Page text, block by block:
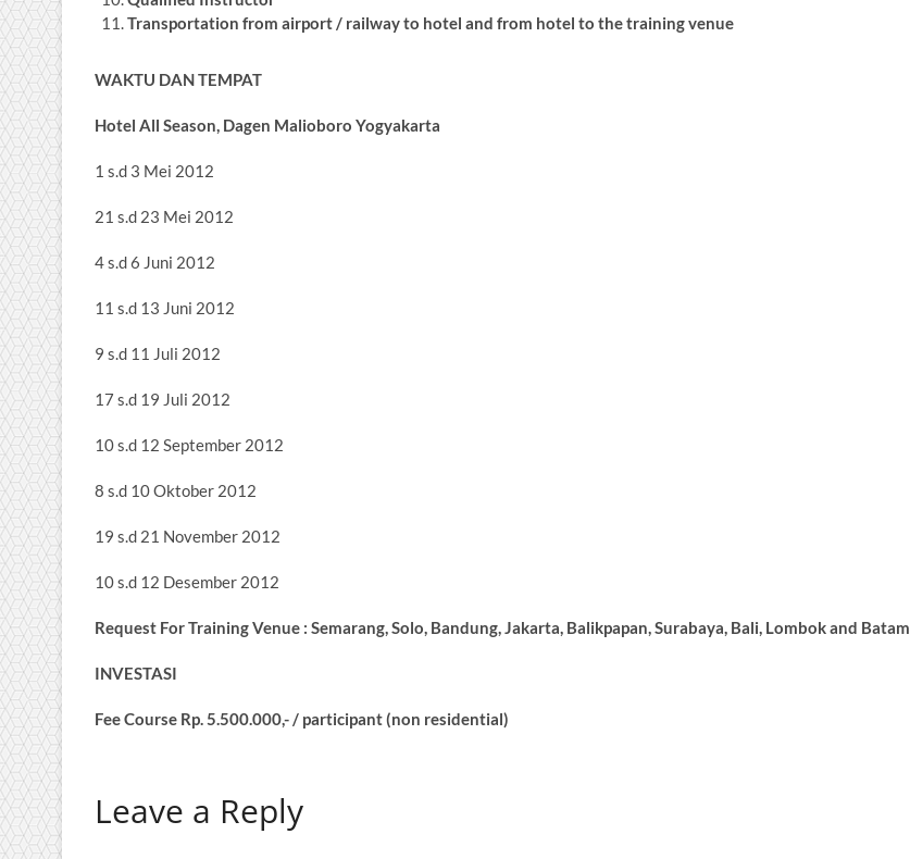
Transportation from airport / railway to hotel and from hotel to the training venue
WAKTU DAN TEMPAT
Hotel All Season, Dagen Malioboro Yogyakarta
1 s.d 3 Mei 2012
21 s.d 23 Mei 2012
4 s.d 6 Juni 2012
11 s.d 13 Juni 2012
9 s.d 11 Juli 2012
17 s.d 19 Juli 2012
10 s.d 12 September 2012
8 s.d 10 Oktober 2012
19 s.d 21 November 2012
10 s.d 12 Desember 2012
Request For Training Venue : Semarang, Solo, Bandung, Jakarta, Balikpapan, Surabaya, Bali, Lombok and Batam
INVESTASI
Fee Course Rp. 5.500.000,- / participant (non residential)
Leave a Reply